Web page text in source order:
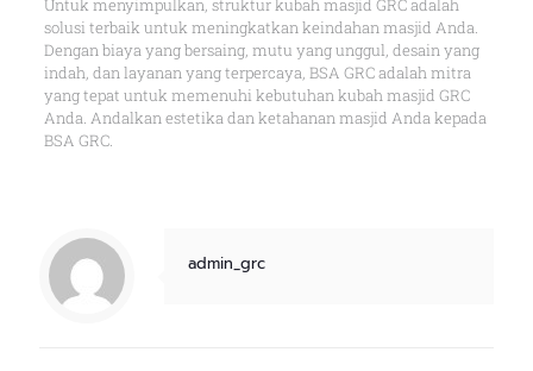
Untuk menyimpulkan, struktur kubah masjid GRC adalah
solusi terbaik untuk meningkatkan keindahan masjid Anda.
Dengan biaya yang bersaing, mutu yang unggul, desain yang
indah, dan layanan yang terpercaya, BSA GRC adalah mitra
yang tepat untuk memenuhi kebutuhan kubah masjid GRC
Anda. Andalkan estetika dan ketahanan masjid Anda kepada
BSA GRC.
admin_grc